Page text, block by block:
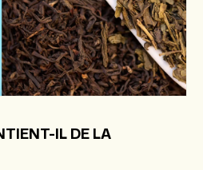
IL DE LA